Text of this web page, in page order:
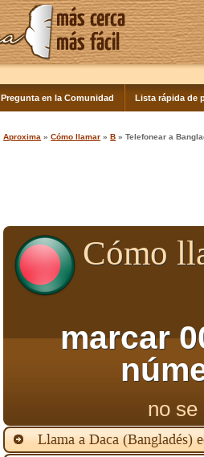
Pregunta en la Comunidad Lista rápida de
Aproxima »Cómo llamar »B » Telefonear a
Cómo
marcar
no
Llama a Daca (Bangladés)